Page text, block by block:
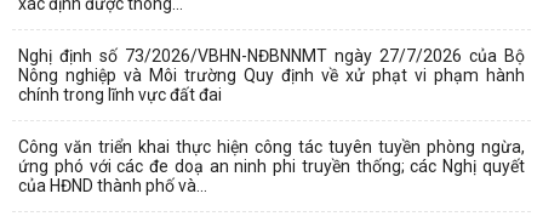
Nghị định số 73/2026/VBHN-NĐBNNMT ngày 27/7/2026 của Bộ
Nông nghiệp và Môi trường Quy định về xử phạt vi phạm hành
chính trong lĩnh vực đất đai
Công văn triển khai thực hiện công tác tuyên tuyền phòng ngừa,
ứng phó với các đe doạ an ninh phi truyền thống; các Nghị quyết
của HĐND thành phố và...